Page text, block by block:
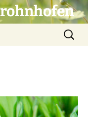
Suche
nach: